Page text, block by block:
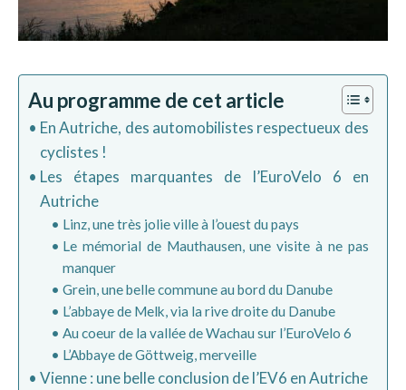
Au programme de cet article
En Autriche, des automobilistes respectueux des
cyclistes !
Les étapes marquantes de l’EuroVelo 6 en
Autriche
Linz, une très jolie ville à l’ouest du pays
Le mémorial de Mauthausen, une visite à ne pas
manquer
Grein, une belle commune au bord du Danube
L’abbaye de Melk, via la rive droite du Danube
Au coeur de la vallée de Wachau sur l’EuroVelo 6
L’Abbaye de Göttweig, merveille
Vienne : une belle conclusion de l’EV6 en Autriche